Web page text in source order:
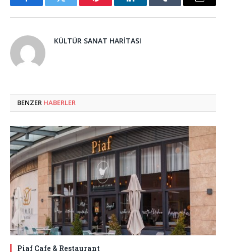
FacebookTwitter Pinterest LinkedInTumblr Email
KÜLTÜR SANAT HARITASI
BENZER HABERLER
Piaf Cafe & Restaurant